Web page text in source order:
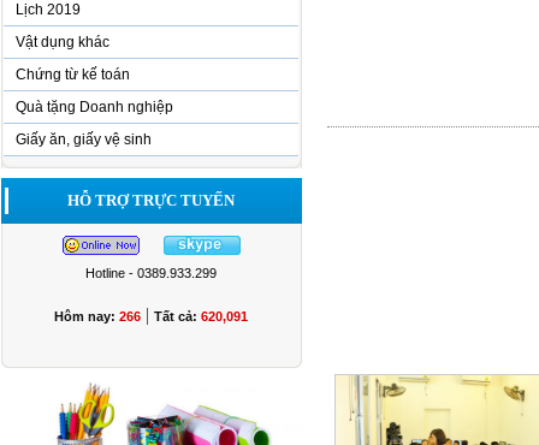
Lịch 2019
Vật dụng khác
Chứng từ kế toán
Quà tặng Doanh nghiệp
Giấy ăn, giấy vệ sinh
HỖ TRỢ TRỰC TUYẾN
Hotline - 0389.933.299
Hôm nay: 266 | Tất cả: 620,091